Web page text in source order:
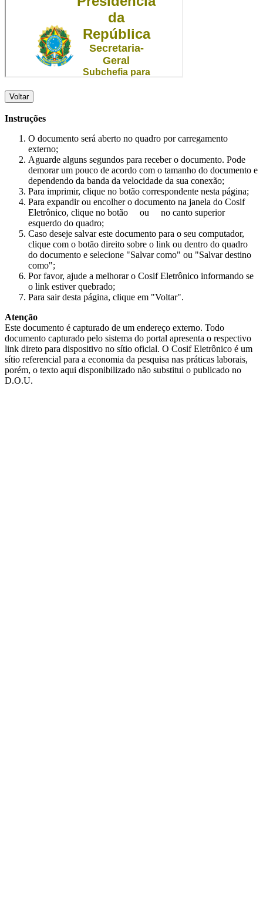
Voltar
Instruções
O documento será aberto no quadro por carregamento
externo;
Aguarde alguns segundos para receber o documento. Pode
demorar um pouco de acordo com o tamanho do documento e
dependendo da banda da velocidade da sua conexão;
Para imprimir, clique no botão correspondente nesta página;
Para expandir ou encolher o documento na janela do Cosif
Eletrônico, clique no botão
ou
no canto superior
esquerdo do quadro;
Caso deseje salvar este documento para o seu computador,
clique com o botão direito sobre o link ou dentro do quadro
do documento e selecione "Salvar como" ou "Salvar destino
como";
Por favor, ajude a melhorar o Cosif Eletrônico informando se
o link estiver quebrado;
Para sair desta página, clique em "Voltar".
Atenção
Este documento é capturado de um endereço externo. Todo
documento capturado pelo sistema do portal apresenta o respectivo
link direto para dispositivo no sítio oficial. O Cosif Eletrônico é um
sítio referencial para a economia da pesquisa nas práticas laborais,
porém, o texto aqui disponibilizado não substitui o publicado no
D.O.U.